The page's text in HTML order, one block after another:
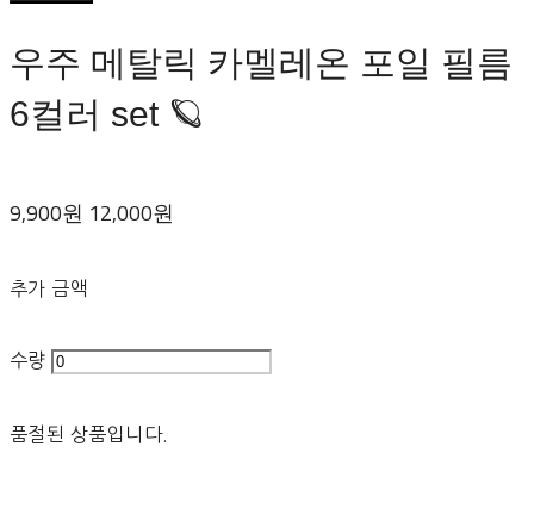
우주 메탈릭 카멜레온 포일 필름
6컬러 set 🪐
9,900원 12,000원
추가 금액
수량
품절된 상품입니다.